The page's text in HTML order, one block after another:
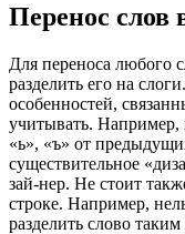
Перенос слов
Для переноса любого
разделить его на
особенностей,
учитывать. Например,
«ь», «ъ» от
существительное
зай-нер. Не стоит
строке. Например,
разделить слово